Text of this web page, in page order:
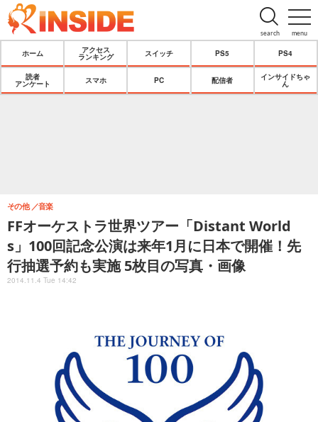
menu
search
ホーム
アクセス
ランキング
スイッチ PS5 PS4
読者
アンケート
スマホ PC 配信者
インサイドちゃ
ん
FFオーケストラ世界ツアー「Distant World
s」100回記念公演は来年1月に日本で開催！先
行抽選予約も実施 5枚目の写真・画像
その他 音楽
2014.11.4 Tue 14:42